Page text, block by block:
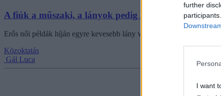
further
I want
A fiúk a műszaki, a lányok pedig az egészségügyi
Erős női példák híján egyre kevesebb lány választja a mérnöki pályát.
Közoktatás
Gál Luca